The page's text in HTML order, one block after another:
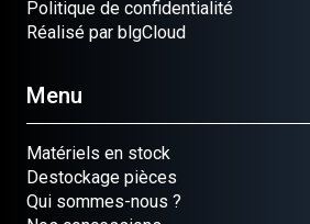
Politique de confidentialité
Réalisé par blgCloud
Menu
Matériels en stock
Destockage pièces
Qui sommes-nous ?